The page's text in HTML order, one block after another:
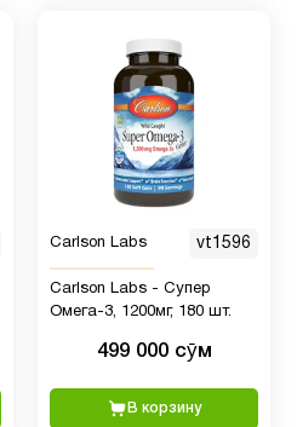
Carlson Labs vt1596
Carlson Labs - Супер
Омега-3, 1200мг, 180 шт.
499 000 сӯм
В корзину